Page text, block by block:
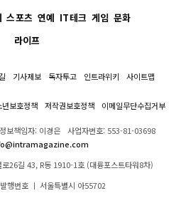
스포츠 연예 IT테크 게임 문화
라이프
기사제보 독자투고 인트라위키 사이트맵
년보호정책 저작권보호정책 이메일무단수집거부
보책임자: 이경은
사업자번호: 553-81-03698
26길 43, R동 1910-1호 (대륭포스트타워8차)
행번호 ㅣ 서울특별시 아55702